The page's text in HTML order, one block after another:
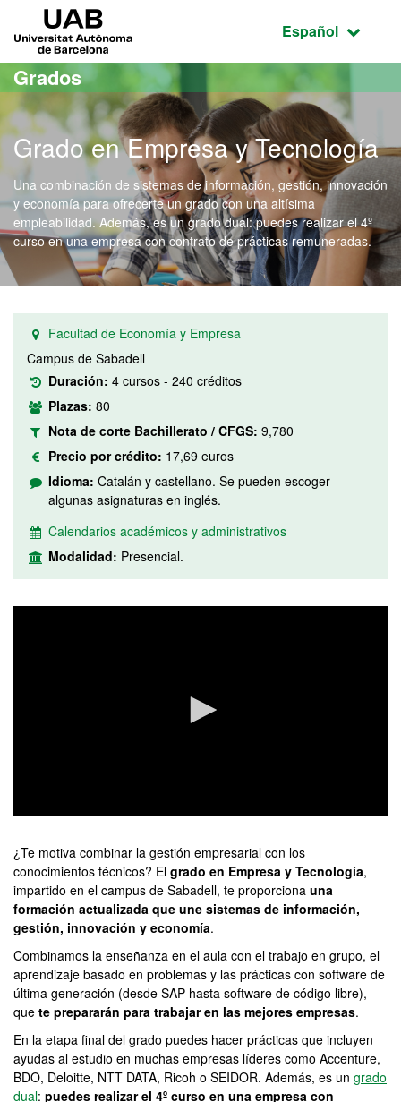
Acceso al contenido principal
Acceso a la navegación de la página
Idioma
Español
Grados
Grado en Empresa y Tecnología
Una combinación de sistemas de información, gestión, innovación
y economía para ofrecerte un grado con una altísima
empleabilidad. Además, es un grado dual: puedes realizar el 4º
curso en una empresa con contrato de prácticas remuneradas.
Facultad de Economía y Empresa
Campus de Sabadell
Duración: 4 cursos - 240 créditos
Plazas: 80
Nota de corte Bachillerato / CFGS: 9,780
Precio por crédito: 17,69 euros
Idioma: Catalán y castellano. Se pueden escoger
algunas asignaturas en inglés.
Calendarios académicos y administrativos
Modalidad: Presencial.
of
0
seconds
¿Te motiva combinar la gestión empresarial con los
conocimientos técnicos? El grado en Empresa y Tecnología,
impartido en el campus de Sabadell, te proporciona una
formación actualizada que une sistemas de información,
gestión, innovación y economía.
Combinamos la enseñanza en el aula con el trabajo en grupo, el
aprendizaje basado en problemas y las prácticas con software de
última generación (desde SAP hasta software de código libre),
que te prepararán para trabajar en las mejores empresas.
En la etapa final del grado puedes hacer prácticas que incluyen
ayudas al estudio en muchas empresas líderes como Accenture,
BDO, Deloitte, NTT DATA, Ricoh o SEIDOR. Además, es un grado
dual: puedes realizar el 4º curso en una empresa con